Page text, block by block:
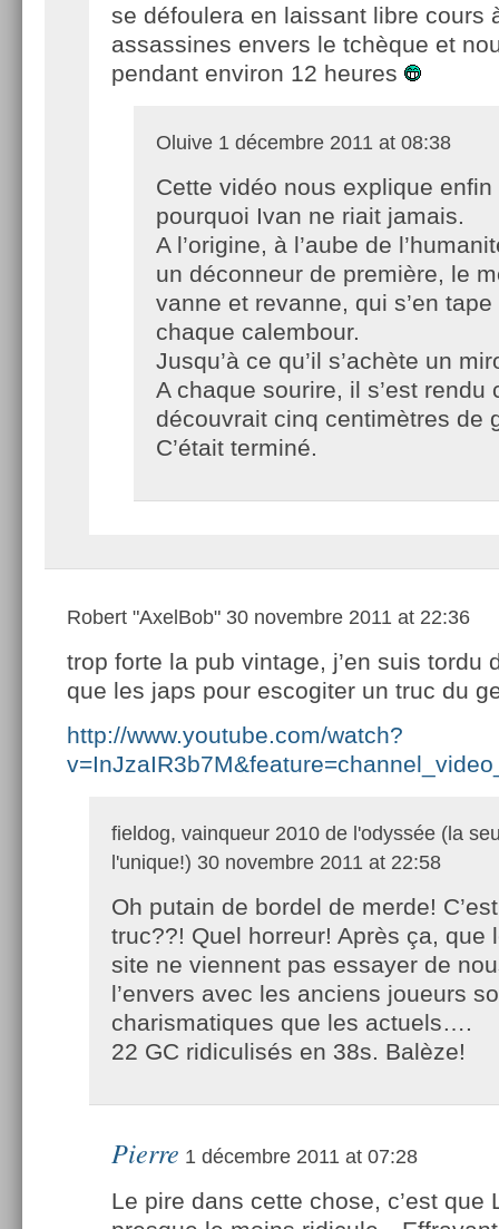
se défoulera en laissant libre cours
assassines envers le tchèque et
pendant environ 12 heures
Oluive 1 décembre 2011 at 08:38
Cette vidéo nous explique enfin
pourquoi Ivan ne riait jamais.
A l’origine, à l’aube de
un déconneur de première, le
vanne et revanne, qui s’en
chaque calembour.
Jusqu’à ce qu’il s’achète un
A chaque sourire, il s’est rendu
découvrait cinq centimètres de
C’était terminé.
Robert "AxelBob" 30 novembre 2011 at 22:36
trop forte la pub vintage, j’en suis tordu
que les japs pour escogiter un truc du
http://www.youtube.com/watch?
fieldog, vainqueur 2010 de l'odyssée (la
l'unique!) 30 novembre 2011 at 22:58
Oh putain de bordel de merde!
truc??! Quel horreur! Après ça, que
site ne viennent pas essayer de
l’envers avec les anciens joueurs
charismatiques que les actuels….
22 GC ridiculisés en 38s. Balèze!
Pierre 1 décembre 2011 at 07:28
Le pire dans cette chose, c’est que